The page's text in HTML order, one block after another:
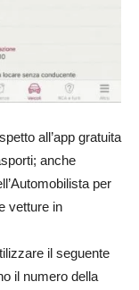
all’app gratuita
anche
per
vetture in
il seguente
il numero della